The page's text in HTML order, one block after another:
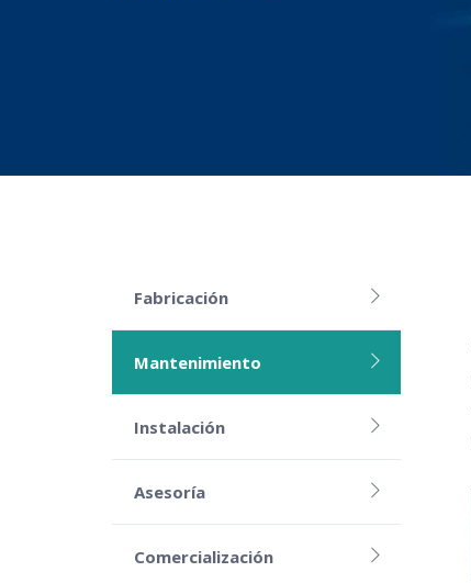
Fabricación
Mantenimiento
Instalación
Asesoría
Comercialización